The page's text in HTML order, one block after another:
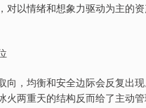
以情绪和想象力驱动为主的
，均衡和安全边际会反复出
两重天的结构反而给了主动